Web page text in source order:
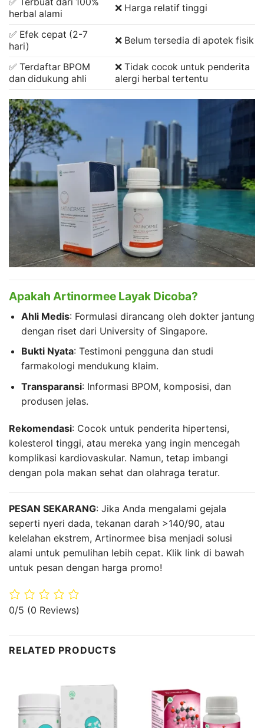
herbal alami
❌ Harga relatif tinggi
✅ Efek cepat (2-7
hari)
❌ Belum tersedia di apotek fisik
✅ Terdaftar BPOM
dan didukung ahli
❌ Tidak cocok untuk penderita
alergi herbal tertentu
Apakah Artinormee Layak Dicoba?
Ahli Medis: Formulasi dirancang oleh dokter jantung
dengan riset dari University of Singapore.
Bukti Nyata: Testimoni pengguna dan studi
farmakologi mendukung klaim.
Transparansi: Informasi BPOM, komposisi, dan
produsen jelas.
Rekomendasi: Cocok untuk penderita hipertensi,
kolesterol tinggi, atau mereka yang ingin mencegah
komplikasi kardiovaskular. Namun, tetap imbangi
dengan pola makan sehat dan olahraga teratur.
PESAN SEKARANG: Jika Anda mengalami gejala
seperti nyeri dada, tekanan darah >140/90, atau
kelelahan ekstrem, Artinormee bisa menjadi solusi
alami untuk pemulihan lebih cepat. Klik link di bawah
untuk pesan dengan harga promo!
0/5 (0 Reviews)
RELATED PRODUCTS